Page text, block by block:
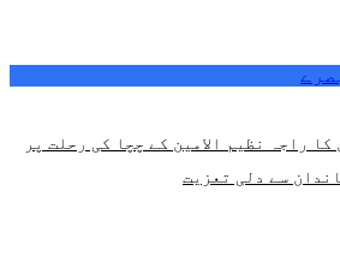
راجہ نظیم الامین کے چچا کی رحلت پر
سے دلی تعزیت